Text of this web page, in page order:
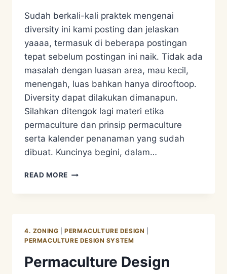
Sudah berkali-kali praktek mengenai
diversity ini kami posting dan jelaskan
yaaaa, termasuk di beberapa postingan
tepat sebelum postingan ini naik. Tidak ada
masalah dengan luasan area, mau kecil,
menengah, luas bahkan hanya dirooftoop.
Diversity dapat dilakukan dimanapun.
Silahkan ditengok lagi materi etika
permaculture dan prinsip permaculture
serta kalender penanaman yang sudah
dibuat. Kuncinya begini, dalam…
READ MORE PERMACULTURE
3
DESIGN
DIVERSITY
4. ZONING |PERMACULTURE DESIGN
PERMACULTURE DESIGN SYSTEM
Permaculture Design